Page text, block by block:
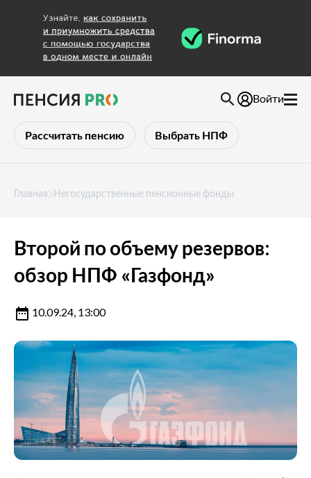
Рассчитать пенсию Выбрать НПФ
Войти
Главная Негосударственные пенсионные фонды
Второй по объему резервов:
обзор НПФ «Газфонд»
10.09.24, 13:00